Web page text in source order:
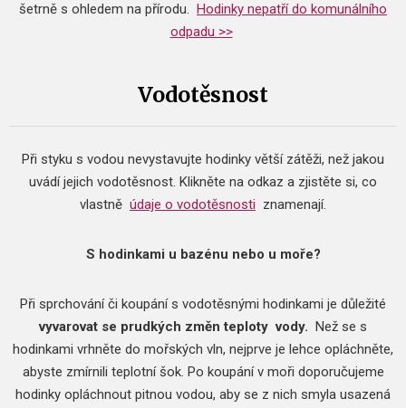
šetrně s ohledem na přírodu. Hodinky nepatří do komunálního
odpadu >>
Vodotěsnost
Při styku s vodou nevystavujte hodinky větší zátěži, než jakou
uvádí jejich vodotěsnost. Klikněte na odkaz a zjistěte si, co
vlastně údaje o vodotěsnosti znamenají.
S hodinkami u bazénu nebo u moře?
Při sprchování či koupání s vodotěsnými hodinkami je důležité
vyvarovat se prudkých změn teploty vody. Než se s
hodinkami vrhněte do mořských vln, nejprve je lehce opláchněte,
abyste zmírnili teplotní šok. Po koupání v moři doporučujeme
hodinky opláchnout pitnou vodou, aby se z nich smyla usazená